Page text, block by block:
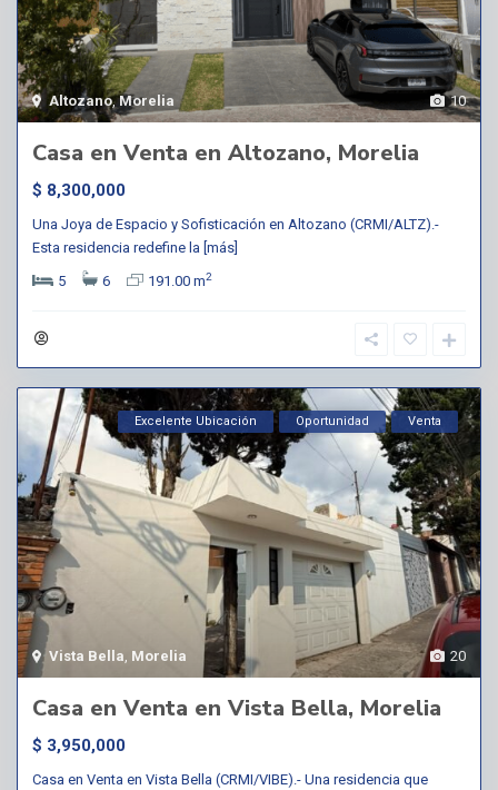
10
Altozano,Morelia
Casa en Venta en Altozano, Morelia
$ 8,300,000
Una Joya de Espacio y Sofisticación en Altozano (CRMI/ALTZ).-
Esta residencia redefine la [más]
5
6 191.00 m2
20
Vista Bella, Morelia
Excelente Ubicación Oportunidad Venta
Casa en Venta en Vista Bella, Morelia
$ 3,950,000
Casa en Venta en Vista Bella (CRMI/VIBE).- Una residencia que